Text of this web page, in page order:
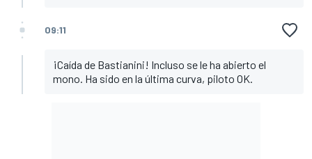
09:11
¡Caída de Bastianini! Incluso se le ha abierto el
mono. Ha sido en la última curva, piloto OK.